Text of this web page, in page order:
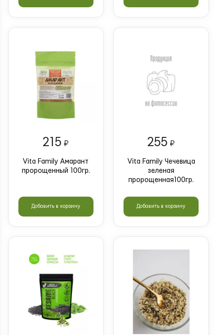
215 ₽
Vita Family Амарант
пророщенный 100гр.
Добавить в корзину
255 ₽
Vita Family Чечевица
зеленая
пророщенная100гр.
Добавить в корзину